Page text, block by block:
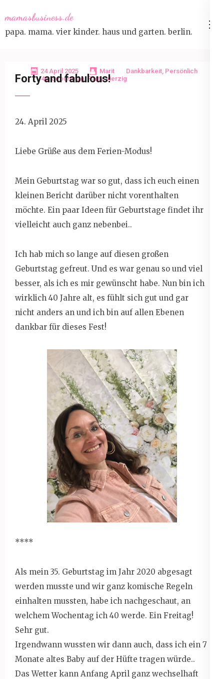
to
content
mamasbusiness.de
papa. mama. vier kinder. haus und garten. berlin.
24 April 2025 Marit Dankbarkeit, Persönlich
40,Geburtstag, Party,Vierzig
Forty and fabulous!
24. April 2025
Liebe Grüße aus dem Ferien-Modus!
Mein Geburtstag war so gut, dass ich euch einen
kleinen Bericht darüber nicht vorenthalten
möchte. Ein paar Ideen für Geburtstage findet ihr
vielleicht auch ganz nebenbei..
Ich hab mich so lange auf diesen großen
Geburtstag gefreut. Und es war genau so und viel
besser, als ich es mir gewünscht habe. Nun bin ich
wirklich 40 Jahre alt, es fühlt sich gut und gar
nicht anders an und ich bin auf allen Ebenen
dankbar für dieses Fest!
****
Als mein 35. Geburtstag im Jahr 2020 abgesagt
werden musste und wir ganz komische Regeln
einhalten mussten, habe ich nachgeschaut, an
welchem Wochentag ich 40 werde. Ein Freitag!
Sehr gut.
Irgendwann wussten wir dann auch, dass ich ein 7
Monate altes Baby auf der Hüfte tragen würde..
Das Wetter kann Anfang April ganz wechselhaft